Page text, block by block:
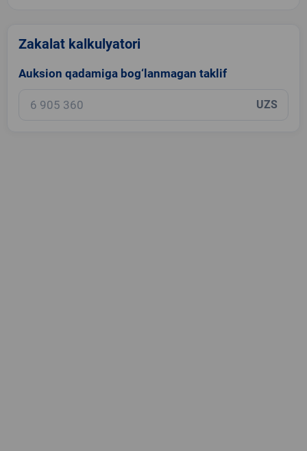
Zakalat kalkulyatori
Auksion qadamiga bog‘lanmagan taklif
UZS